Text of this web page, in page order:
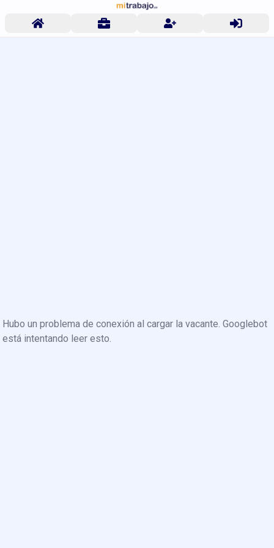
Hubo un problema de conexión al cargar la vacante. Googlebot
está intentando leer esto.